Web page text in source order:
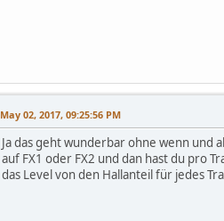
May 02, 2017, 09:25:56 PM
Ja das geht wunderbar ohne wenn und
auf FX1 oder FX2 und dan hast du pro
das Level von den Hallanteil für jedes